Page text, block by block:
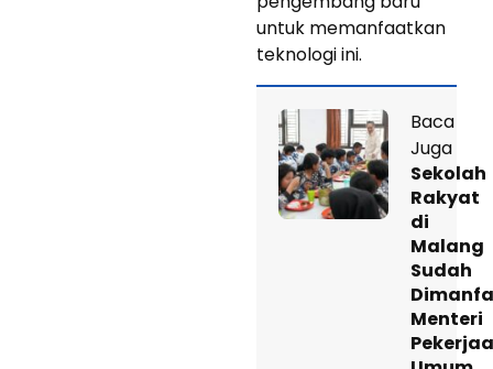
untuk memanfaatkan
teknologi ini.
Baca
Juga
Sekolah
Rakyat
di
Malang
Sudah
Menteri